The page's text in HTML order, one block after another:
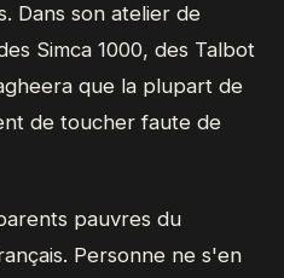
Dans son atelier de
Simca 1000, des Talbot
que la plupart de
de toucher faute de
pauvres du
Personne ne s'en